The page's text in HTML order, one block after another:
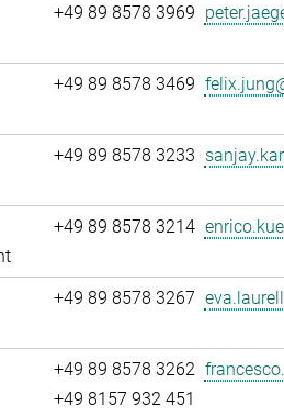
+49 89 8578 3969
+49 89 8578 3469
+49 89 8578 3233
+49 89 8578 3214
+49 89 8578 3267
+49 89 8578 3262
+49 8157 932 451